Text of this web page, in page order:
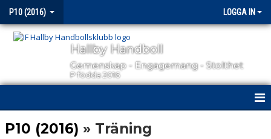
P10 (2016) LOGGA IN
Hallby Handboll
Gemenskap - Engagemang - Stolthet
P födda 2016
HEM
P10 (2016) » Träning